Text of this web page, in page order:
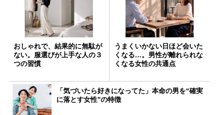
おしゃれで、結果的に無駄が
ない。服選びが上手な人の３
つの習慣
うまくいかない日ほど会いた
くなる…。男性が離れられな
くなる女性の共通点
「気づいたら好きになってた」本命の男を“確実
に落とす女性”の特徴